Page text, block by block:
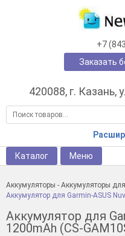
420088, г. Казань,
+7
Заказать
Каталог Меню
Аккумуляторы - Аккумуляторы
Аккумулятор для Garmin-ASUS
Аккумулятор для
1200mAh (CS-